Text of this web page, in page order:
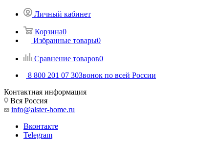
Личный кабинет
Корзина0
Избранные товары0
Сравнение товаров0
8 800 201 07 30Звонок по всей России
Контактная информация
Вся Россия
info@alster-home.ru
Вконтакте
Telegram